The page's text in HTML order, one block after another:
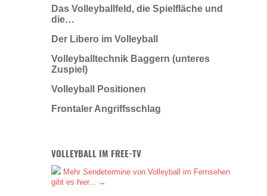
Das Volleyballfeld, die Spielfläche und
die…
Der Libero im Volleyball
Volleyballtechnik Baggern (unteres
Zuspiel)
Volleyball Positionen
Frontaler Angriffsschlag
VOLLEYBALL IM FREE-TV
Mehr Sendetermine von Volleyball im Fernsehen
gibt es hier... →